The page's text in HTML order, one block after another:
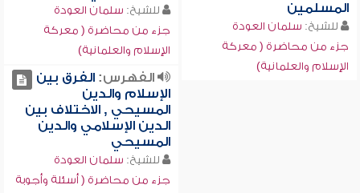
المسلمين
للشيخ: سلمان العودة
جزء من محاضرة ( معركة
الإسلام والعلمانية)
للشيخ: سلمان العودة
جزء من محاضرة ( معركة
الإسلام والعلمانية)
الفهرس:الفرق بين
الإسلام والدين
المسيحي , الاختلاف بين
الدين الإسلامي والدين
المسيحي
للشيخ: سلمان العودة
جزء من محاضرة ( أسئلة وأجوبة